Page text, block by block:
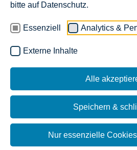
bitte auf Datenschutz.
Essenziell Analytics &
Externe Inhalte
Alle
Speichern &
Nur essenzielle